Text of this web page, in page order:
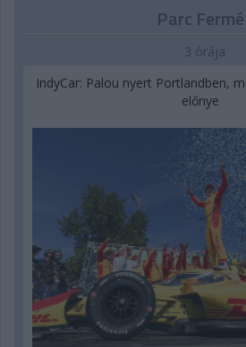
Parc Fermé
3 órája
IndyCar: Palou nyert Portlandben,
előnye